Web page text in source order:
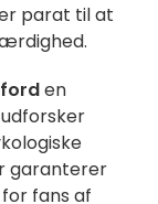
parat til at
en
garanterer
fans af